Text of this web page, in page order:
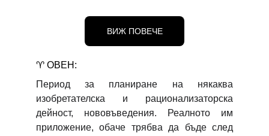
ВИЖ ПОВЕЧЕ
♈ ОВЕН:
Период за планиране на някаква
изобретателска и рационализаторска
дейност, нововъведения. Реалното им
приложение, обаче трябва да бъде след